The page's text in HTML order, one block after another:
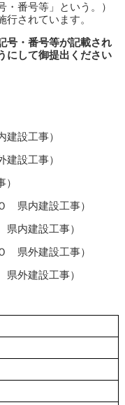
番号等」という。）
されています。
号・番号等が記載され
にして御提出ください
設工事）
設工事）
県内建設工事）
内建設工事）
県外建設工事）
外建設工事）